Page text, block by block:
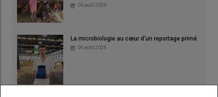
06 août 2026
La microbiologie au cœur d'un reportage primé
04 août 2026